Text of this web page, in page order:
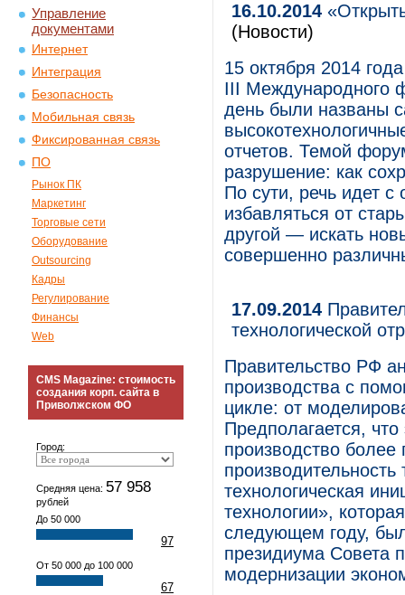
Управление
документами
Интернет
Интеграция
Безопасность
Мобильная связь
Фиксированная связь
ПО
Рынок ПК
Маркетинг
Торговые сети
Оборудование
Outsourcing
Кадры
Регулирование
Финансы
Web
CMS Magazine: стоимость
создания корп. сайта в
Приволжском ФО
Город:
Средняя цена: 57 958
рублей
До 50 000
97
От 50 000 до 100 000
67
16.10.2014
(Новости)
15 октября 2014
III Международного
день были названы
отчетов. Темой
разрушение: как
По сути, речь идет
избавляться от
другой — искать
совершенно
17.09.2014
технологической
Правительство РФ
производства с
цикле: от
Предполагается,
производство более
технологическая
технологии»,
следующем году,
президиума Совета
модернизации